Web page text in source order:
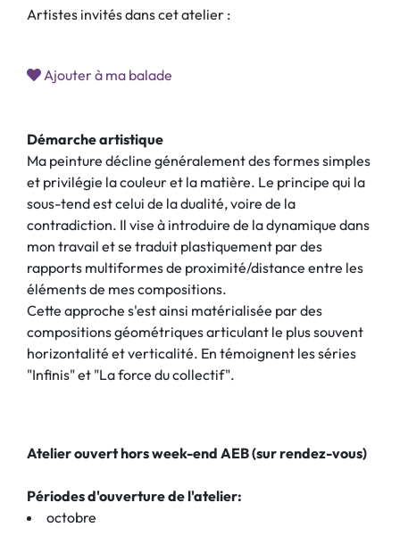
Artistes invités dans cet atelier :
Ajouter à ma balade
Démarche artistique
Ma peinture décline généralement des formes simples
et privilégie la couleur et la matière. Le principe qui la
sous-tend est celui de la dualité, voire de la
contradiction. Il vise à introduire de la dynamique dans
mon travail et se traduit plastiquement par des
rapports multiformes de proximité/distance entre les
éléments de mes compositions.
Cette approche s'est ainsi matérialisée par des
compositions géométriques articulant le plus souvent
horizontalité et verticalité. En témoignent les séries
"Infinis" et "La force du collectif".
Atelier ouvert hors week-end AEB (sur rendez-vous)
Périodes d'ouverture de l'atelier:
octobre